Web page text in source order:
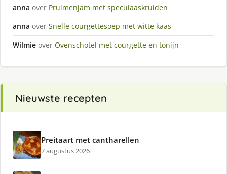
anna over Pruimenjam met speculaaskruiden
anna over Snelle courgettesoep met witte kaas
Wilmie over Ovenschotel met courgette en tonijn
Nieuwste recepten
Preitaart met cantharellen
7 augustus 2026